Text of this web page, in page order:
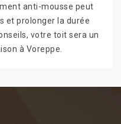
anti-mousse peut
et prolonger la durée
votre toit sera un
à Voreppe.